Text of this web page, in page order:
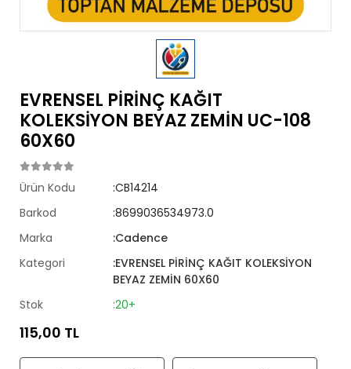
EVRENSEL PİRİNÇ KAĞIT
KOLEKSİYON BEYAZ ZEMİN UC-108
60X60
Ürün Kodu
:CB14214
Barkod
:8699036534973.0
Marka
:Cadence
Kategori
:EVRENSEL PİRİNÇ KAĞIT KOLEKSİYON
BEYAZ ZEMİN 60X60
Stok
:20+
115,00 TL